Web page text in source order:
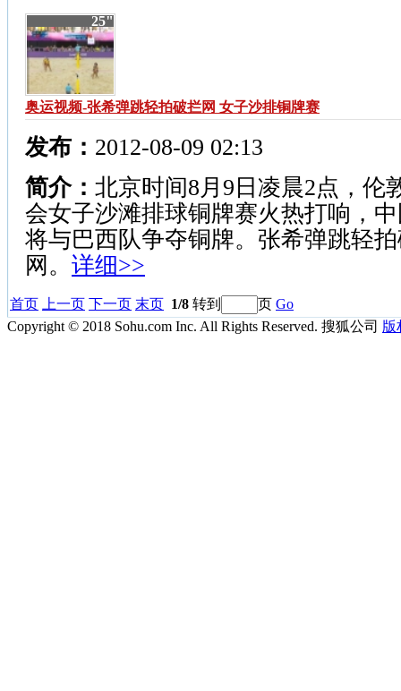
25"
奥运视频-张希弹跳轻拍破拦网 女子沙排铜牌赛
发布： 2012-08-09 02:13
简介： 北京时间8月9日凌晨2点，伦
会女子沙滩排球铜牌赛火热打响，
将与巴西队争夺铜牌。张希弹跳轻
网。 详细>>
首页 上一页 下一页 末页 1/8 转到 页 Go
Copyright © 2018 Sohu.com Inc. All Rights Reserved. 搜狐公司 版